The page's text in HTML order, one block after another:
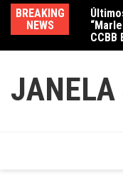
conteúdo
BREAKING
NEWS
CCBB